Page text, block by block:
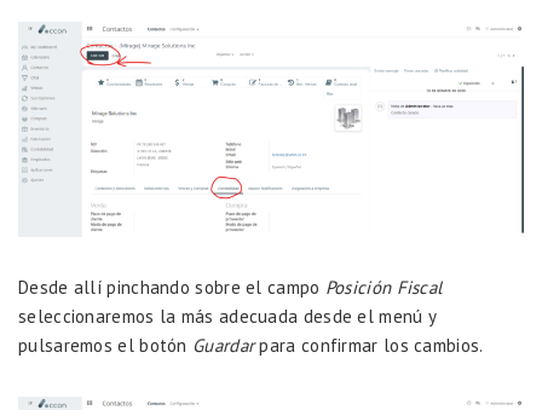
Desde allí pinchando sobre el campo Posición Fiscal
seleccionaremos la más adecuada desde el menú y
pulsaremos el botón Guardarpara confirmar los cambios.